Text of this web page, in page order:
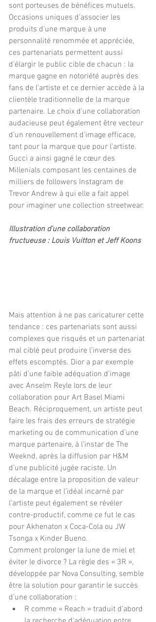
sont porteuses de bénéfices mutuels.
Occasions uniques d’associer les
produits d’une marque à une
personnalité renommée et appréciée,
ces partenariats permettent aussi
d’élargir le public cible de chacun : la
marque gagne en notoriété auprès des
fans de l’artiste et ce dernier accède à la
clientèle traditionnelle de la marque
partenaire. Le choix d’une collaboration
audacieuse peut également être vecteur
d’un renouvellement d’image efficace,
tant pour la marque que pour l’artiste.
Gucci a ainsi gagné le cœur des
Millenials composant les centaines de
milliers de followers Instagram de
Trevor Andrew à qui elle a fait appel
pour imaginer une collection streetwear.
Illustration d'une collaboration
fructueuse : Louis Vuitton et Jeff Koons
Mais attention à ne pas caricaturer cette
tendance : ces partenariats sont aussi
complexes que risqués et un partenariat
mal ciblé peut produire l’inverse des
effets escomptés. Dior a par exemple
pâti d’une faible adéquation d’image
avec Anselm Reyle lors de leur
collaboration pour Art Basel Miami
Beach. Réciproquement, un artiste peut
faire les frais des erreurs de stratégie
marketing ou de communication d’une
marque partenaire, à l’instar de The
Weeknd, après la diffusion par H&M
d’une publicité jugée raciste. Un
décalage entre la proposition de valeur
de la marque et l’idéal incarné par
l’artiste peut également se révéler
contre-productif, comme ce fut le cas
pour Akhenaton x Coca-Cola ou JW
Tsonga x Kinder Bueno.
Comment prolonger la lune de miel et
éviter le divorce ? La règle des « 3R »,
développée par Nova Consulting, semble
être la solution pour garantir le succès
d’une collaboration :
R comme « Reach » traduit d’abord